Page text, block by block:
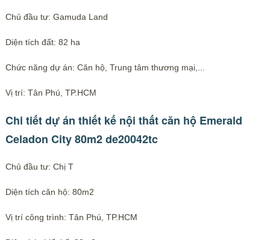
Chủ đầu tư: Gamuda Land
Diện tích đất: 82 ha
Chức năng dự án: Căn hộ, Trung tâm thương mại,...
Vị trí: Tân Phú, TP.HCM
Chi tiết dự án thiết kế nội thất căn hộ Emerald
Celadon City 80m2 de20042tc
Chủ đầu tư: Chị T
Diện tích căn hộ: 80m2
Vị trí công trình: Tân Phú, TP.HCM